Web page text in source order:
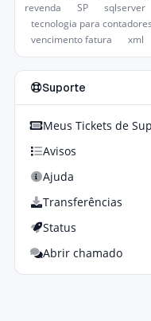
revenda
SP sqlserver
tecnologia para contadores
vencimento fatura
xml
Suporte
Meus Tickets de
Avisos
Ajuda
Transferências
Status
Abrir chamado